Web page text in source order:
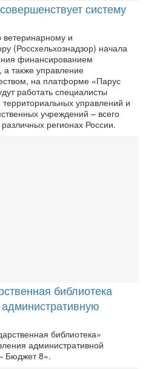
систему
и
(Россхельхознадзор) начала
финансированием
а также управление
на платформе «Парус
работать специалисты
управлений и
учреждений – всего
регионах России.
библиотека
библиотека»
административной
Бюджет 8».